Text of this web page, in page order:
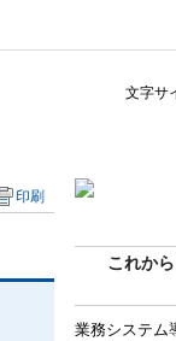
文字サ
これか
業務システム
印刷